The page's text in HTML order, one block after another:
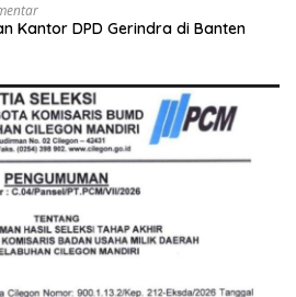
Kantor DPD Gerindra di Banten